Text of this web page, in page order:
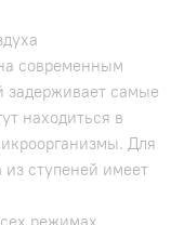
современным
задерживает самые
находиться в
Для
ступеней имеет